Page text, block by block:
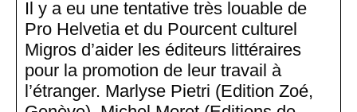
Il y a eu une tentative très louable de
Pro Helvetia et du Pourcent culturel
Migros d’aider les éditeurs littéraires
pour la promotion de leur travail à
l’étranger. Marlyse Pietri (Edition Zoé,